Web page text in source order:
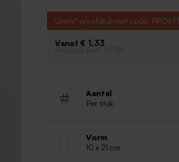
Gratis* proefdruk met code:
Vanaf € 1,33
Prijs/stuk (incl. BTW)
Aantal
Per stuk
Vorm
10 x 21 cm